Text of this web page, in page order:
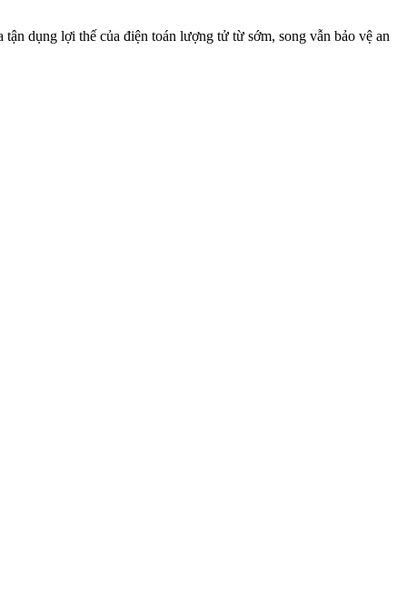
dụng lợi thế của điện toán lượng tử từ sớm, song vẫn bảo vệ an